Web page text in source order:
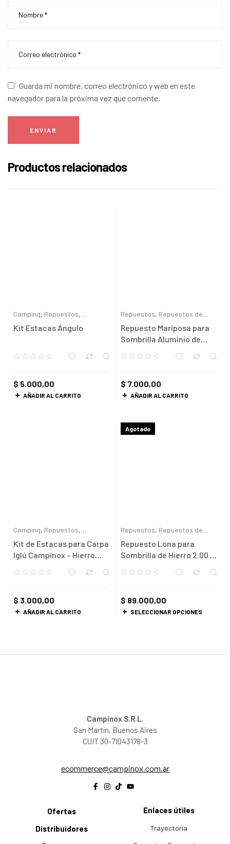
Guarda mi nombre, correo electrónico y web en este
navegador para la próxima vez que comente.
ENVIAR
Productos relacionados
Camping, Repuestos,
Kit Estacas Ángulo
$ 5.000,00
AÑADIR AL CARRITO
Repuestos, Repuestos de
Repuesto Mariposa para
Sombrilla Aluminio de
Rayones
$ 7.000,00
AÑADIR AL CARRITO
Camping, Repuestos,
Kit de Estacas para Carpa
Iglú Campinox – Hierro
unidades)
$ 3.000,00
AÑADIR AL CARRITO
Agotado
Repuestos, Repuestos de
Repuesto Lona para
Sombrilla de Hierro 2.00 –
$ 89.000,00
SELECCIONAR OPCIONES
Campinox S.R.L.
San Martín, Buenos Aires
CUIT 30-71043178-3
ra.moc.xonipmac
@ecremmoce
Ofertas
Distribuidores
Enlaces útiles
Trayectoria